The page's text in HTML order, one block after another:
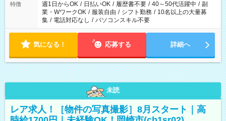
特徴 週1日からOK / 日払いOK / 履歴書不要 / 40～50代活躍中 / 副
業・WワークOK / 服装自由 / シフト勤務 / 10名以上の大量募
集 / 電話対応なし / パソコンスキル不要
気になる！ 応募する 詳細へ
未読
レア求人！［物件の写真撮影］8月スタート｜高